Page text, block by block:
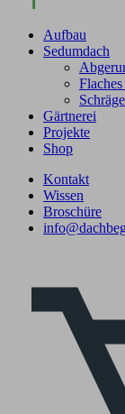
Aufbau
Sedumdach
Gärtnerei
Projekte
Shop
Kontakt
Wissen
Broschüre